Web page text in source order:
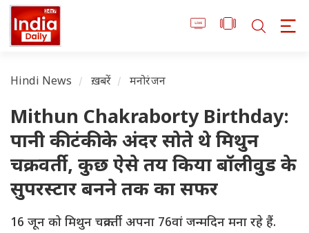
Hindi News ख़बरें मनोरंजन
Mithun Chakraborty Birthday:
पानी की टंकी के अंदर सोते थे मिथुन
चक्रवर्ती, कुछ ऐसे तय किया बॉलीवुड के
सुपरस्टार बनने तक का सफर
16 जून को मिथुन चक्रवर्ती अपना 76वां जन्मदिन मना रहे हैं.